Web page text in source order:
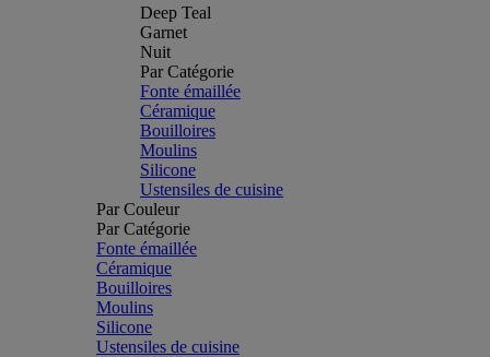
Deep Teal
Garnet
Nuit
Par Catégorie
Fonte émaillée
Céramique
Bouilloires
Moulins
Silicone
Ustensiles de cuisine
Par Couleur
Par Catégorie
Fonte émaillée
Céramique
Bouilloires
Moulins
Silicone
Ustensiles de cuisine